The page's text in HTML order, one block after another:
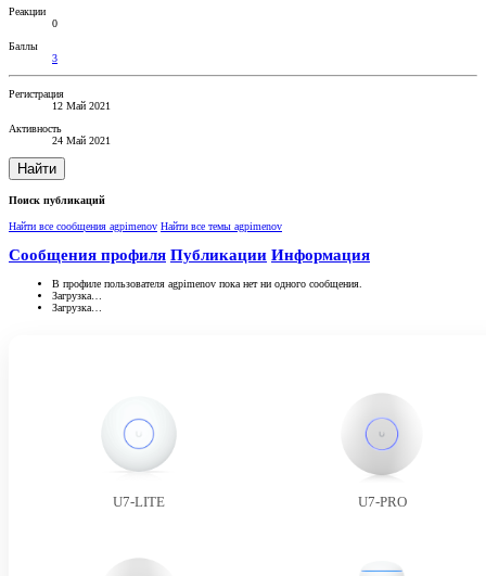
Реакции
0
Баллы
3
Регистрация
12 Май 2021
Активность
24 Май 2021
Найти
Поиск публикаций
Найти все сообщения agpimenov Найти все темы agpimenov
Сообщения профиля Публикации Информация
В профиле пользователя agpimenov пока нет ни одного сообщения.
Загрузка…
Загрузка…
U7-LITE U7-PRO